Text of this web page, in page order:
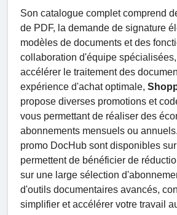
Son catalogue complet comprend
de PDF, la demande de signature
modèles de documents et des
collaboration d'équipe
accélérer le traitement des
expérience d'achat optimale,
propose diverses promotions et
vous permettant de réaliser des
abonnements mensuels ou
promo DocHub sont disponibles
permettent de bénéficier de
sur une large sélection
d'outils documentaires avancés,
simplifier et accélérer votre travail